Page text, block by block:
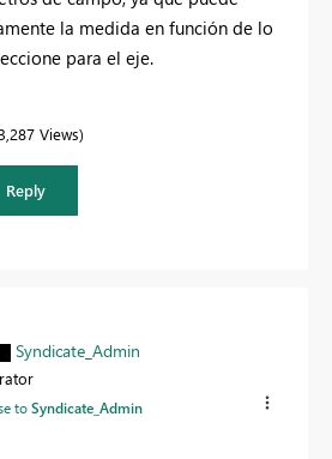
la medida en función de lo
para el eje.
Views
Reply
Syndicate_Admin
toSyndicate_Admin